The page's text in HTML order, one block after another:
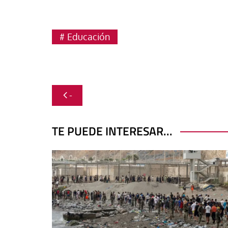
Educación
Navegación
de -
TE PUEDE INTERESAR...